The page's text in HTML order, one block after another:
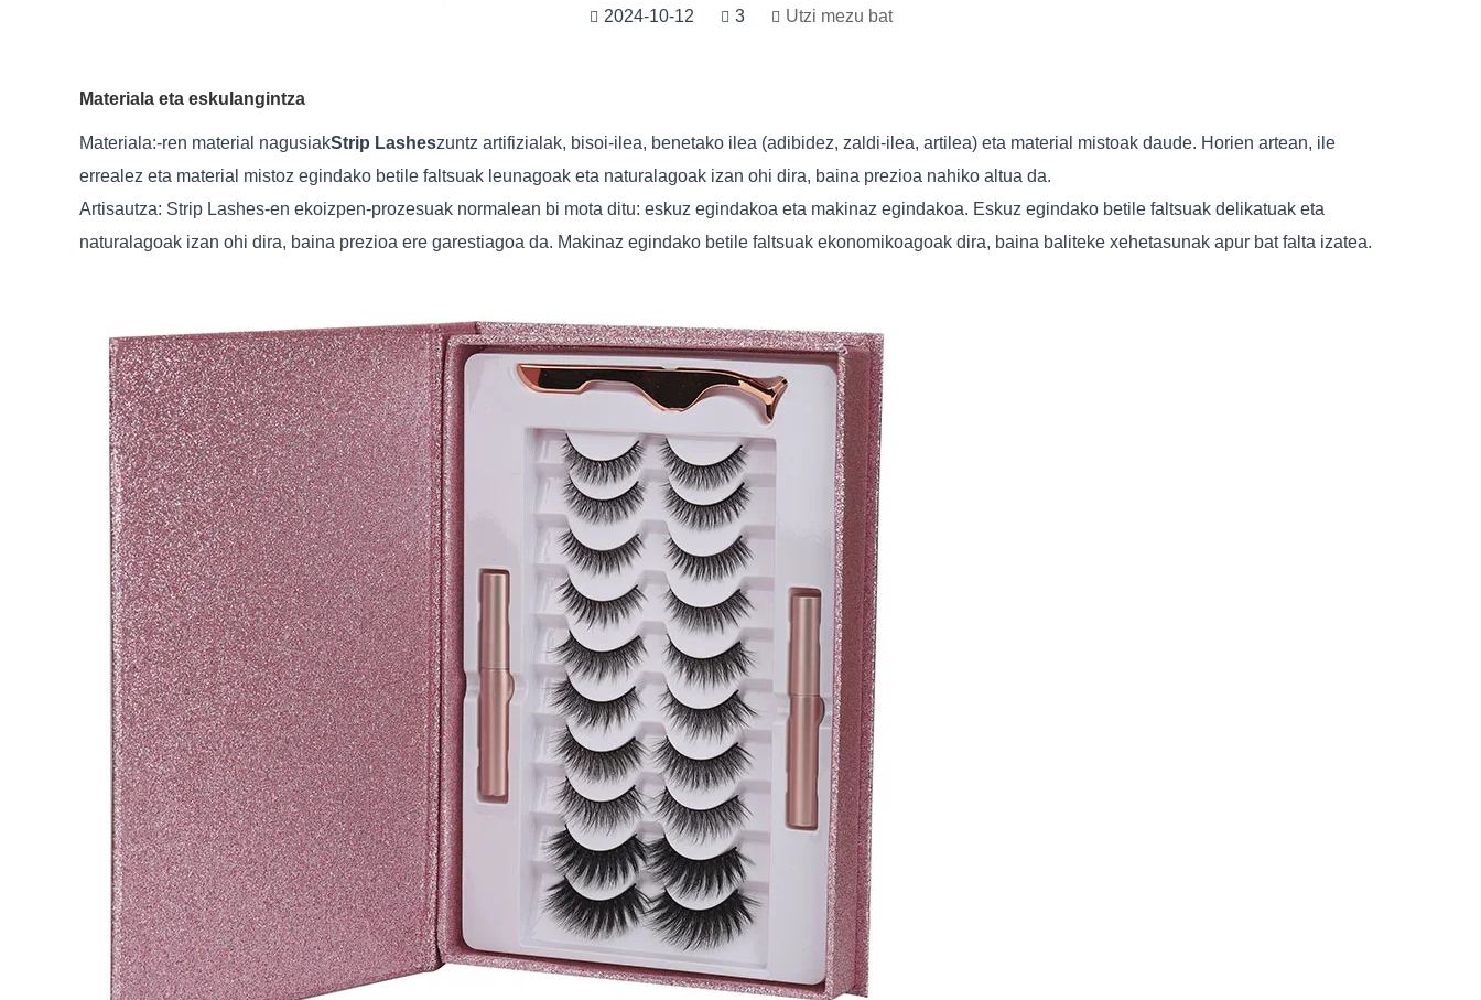
2024-10-12 3 Utzi mezu bat
Materiala eta eskulangintza
Materiala:-ren material nagusiakStrip Lasheszuntz artifizialak, bisoi-ilea, benetako ilea (adibidez, zaldi-ilea, artilea) eta material mistoak daude. Horien artean, ile
errealez eta material mistoz egindako betile faltsuak leunagoak eta naturalagoak izan ohi dira, baina prezioa nahiko altua da.
Artisautza: Strip Lashes-en ekoizpen-prozesuak normalean bi mota ditu: eskuz egindakoa eta makinaz egindakoa. Eskuz egindako betile faltsuak delikatuak eta
naturalagoak izan ohi dira, baina prezioa ere garestiagoa da. Makinaz egindako betile faltsuak ekonomikoagoak dira, baina baliteke xehetasunak apur bat falta izatea.